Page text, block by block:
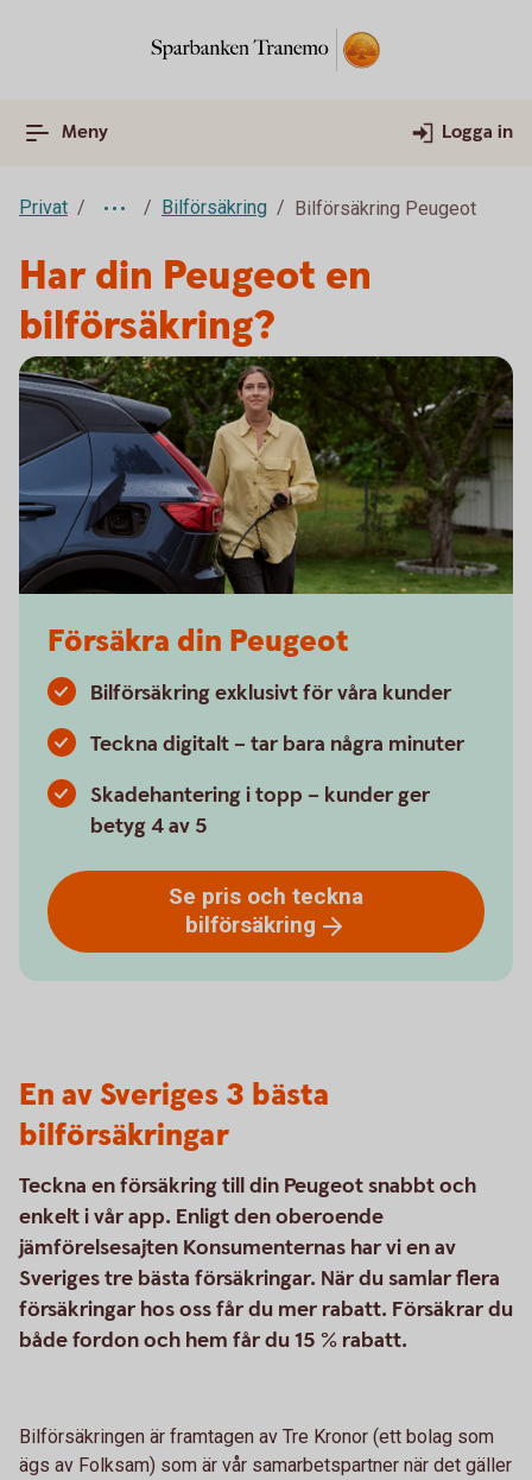
Meny Logga in
Privat Bilförsäkring Bilförsäkring Peugeot
Har din Peugeot en
bilförsäkring?
Försäkra din Peugeot
Bilförsäkring exklusivt för våra kunder
Teckna digitalt – tar bara några minuter
Skadehantering i topp – kunder ger
betyg 4 av 5
Se pris och teckna
bilförsäkring
En av Sveriges 3 bästa
bilförsäkringar
Teckna en försäkring till din Peugeot snabbt och
enkelt i vår app. Enligt den oberoende
jämförelsesajten Konsumenternas har vi en av
Sveriges tre bästa försäkringar. När du samlar flera
försäkringar hos oss får du mer rabatt. Försäkrar du
både fordon och hem får du 15 % rabatt.
Bilförsäkringen är framtagen av Tre Kronor (ett bolag som
ägs av Folksam) som är vår samarbetspartner när det gäller